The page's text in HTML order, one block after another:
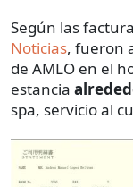
Según las
Noticias, fueron
de AMLO en el
estancia
spa, servicio al